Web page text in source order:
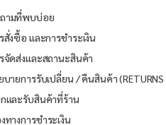
ามที่พบบ่อย
สั่งซื้อ และการชำระเงิน
จัดส่งและสถานะสินค้า
บายการรับเปลี่ยน / คืนสินค้า (RETURNS
และรับสินค้าที่ร้าน
ทางการชำระเงิน